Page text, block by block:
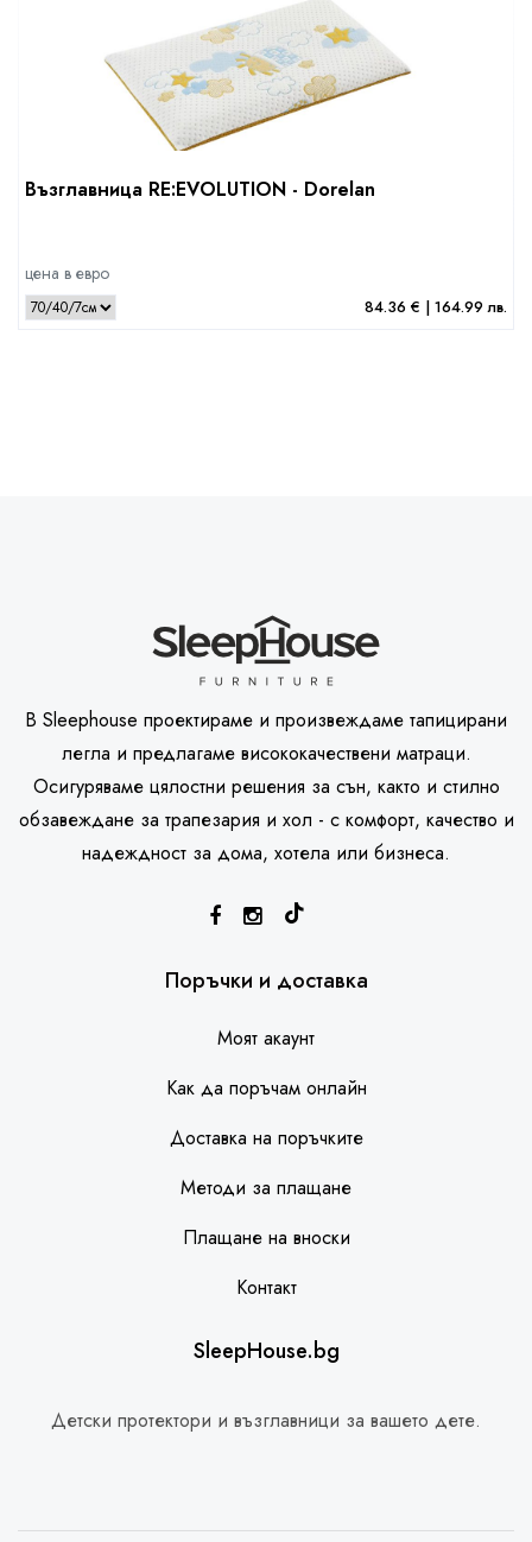
Възглавница RE:EVOLUTION - Dorelan
цена в евро
84.36 € | 164.99 лв.
В Sleephouse проектираме и произвеждаме тапицирани
легла и предлагаме висококачествени матраци.
Осигуряваме цялостни решения за сън, както и стилно
обзавеждане за трапезария и хол - с комфорт, качество и
надеждност за дома, хотела или бизнеса.
Поръчки и доставка
Моят акаунт
Как да поръчам онлайн
Доставка на поръчките
Методи за плащане
Плащане на вноски
Контакт
SleepHouse.bg
Детски протектори и възглавници за вашето дете.
SleepHouse асистент